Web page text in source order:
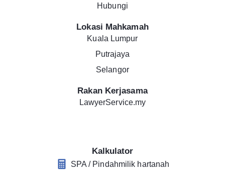
Hubungi
Lokasi Mahkamah
Kuala Lumpur
Putrajaya
Selangor
Rakan Kerjasama
LawyerService.my
Kalkulator
SPA / Pindahmilik hartanah